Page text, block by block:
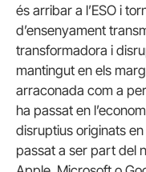
és arribar a l’ESO i
d’ensenyament
transformadora i
mantingut en els
arraconada com a
ha passat en
disruptius originats
passat a ser part del